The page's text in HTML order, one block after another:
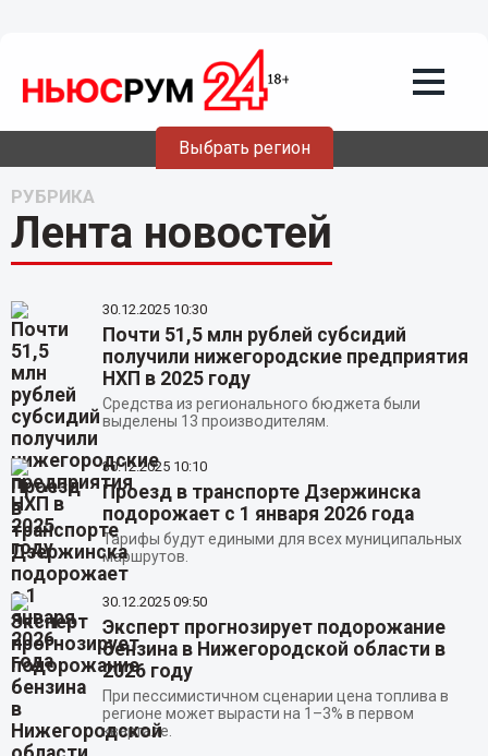
Выбрать регион
РУБРИКА
Лента новостей
30.12.2025 10:30
Почти 51,5 млн рублей субсидий
получили нижегородские предприятия
НХП в 2025 году
Средства из регионального бюджета были
выделены 13 производителям.
30.12.2025 10:10
Проезд в транспорте Дзержинска
подорожает с 1 января 2026 года
Тарифы будут едиными для всех муниципальных
маршрутов.
30.12.2025 09:50
Эксперт прогнозирует подорожание
бензина в Нижегородской области в
2026 году
При пессимистичном сценарии цена топлива в
регионе может вырасти на 1–3% в первом
квартале.